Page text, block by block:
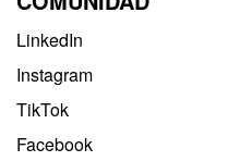
LinkedIn
Instagram
TikTok
Facebook